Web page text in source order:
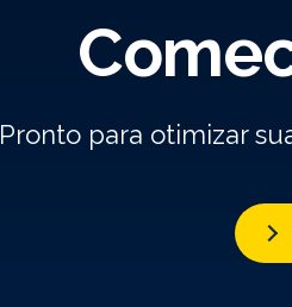
Pronto para otimizar